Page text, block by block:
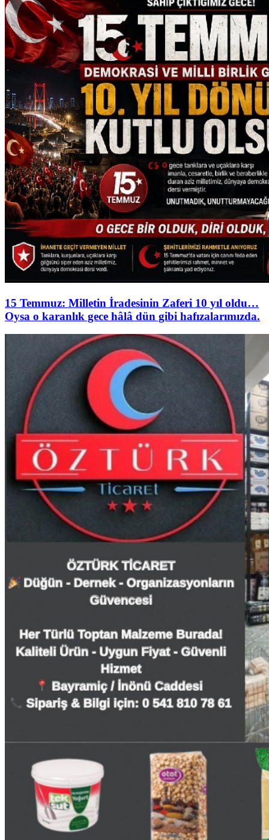
15 Temmuz: Milletin İradesinin Zaferi 10 yıl oldu…
Oysa o karanlık gece hâlâ dün gibi hafızalarımızda.